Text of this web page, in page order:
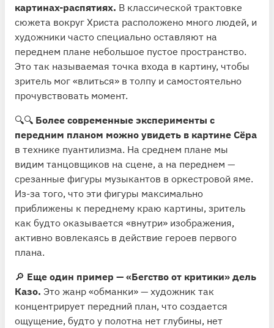
картинах-распятиях. В классической трактовке
сюжета вокруг Христа расположено много людей, и
художники часто специально оставляют на
переднем плане небольшое пустое пространство.
Это так называемая точка входа в картину, чтобы
зритель мог «влиться» в толпу и самостоятельно
прочувствовать момент.
🔍🔍 Более современные эксперименты с
передним планом можно увидеть в картине Сёра
в технике пуантилизма. На среднем плане мы
видим танцовщиков на сцене, а на переднем —
срезанные фигуры музыкантов в оркестровой яме.
Из-за того, что эти фигуры максимально
приближены к переднему краю картины, зритель
как будто оказывается «внутри» изображения,
активно вовлекаясь в действие героев первого
плана.
🔎 Еще один пример — «Бегство от критики» дель
Казо. Это жанр «обманки» — художник так
концентрирует передний план, что создается
ощущение, будто у полотна нет глубины, нет